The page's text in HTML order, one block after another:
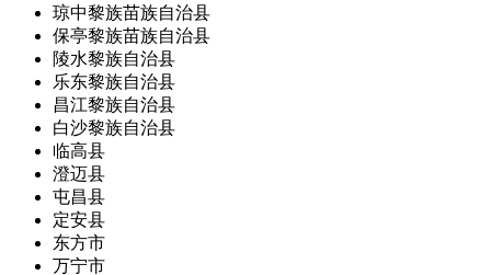
琼中黎族苗族自治县
保亭黎族苗族自治县
陵水黎族自治县
乐东黎族自治县
昌江黎族自治县
白沙黎族自治县
临高县
澄迈县
屯昌县
定安县
东方市
万宁市